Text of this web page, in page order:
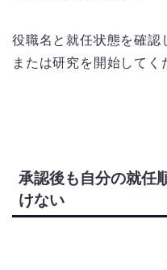
役職名と就任状態を確認
または研究を開始してく
承認後も自分の就任
けない